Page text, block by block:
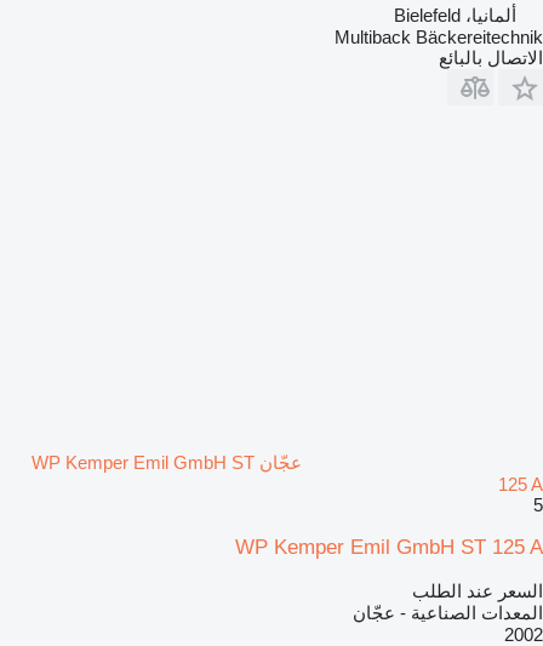
ألمانيا، Bielefeld
Multiback Bäckereitechnik
الاتصال بالبائع
عجّان WP Kemper Emil GmbH ST
125 A
5
WP Kemper Emil GmbH ST 125 A
السعر عند الطلب
المعدات الصناعية - عجّان
2002